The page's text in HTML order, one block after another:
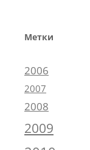
Метки
2006
2007
2008
2009